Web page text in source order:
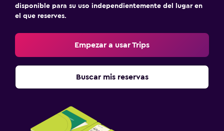
disponible para su uso independientemente del lugar en
el que reserves.
Empezar a usar Trips
Buscar mis reservas